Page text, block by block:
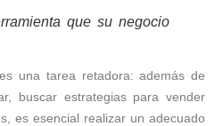
que su negocio
una tarea retadora: además de
buscar estrategias para vender
es esencial realizar un adecuado